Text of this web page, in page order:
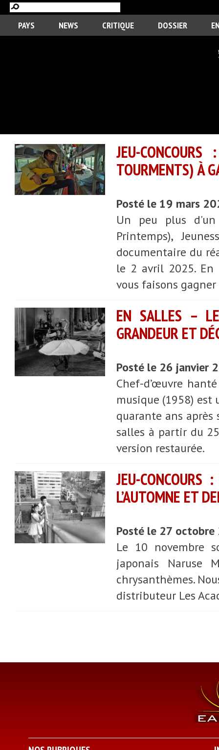
PAYS NEWS CRITIQUE DOSSIER
JEU-
TOURMENTS) À
Posté le 19 mars
Un peu plus
Printemps),
documentaire du
le 2 avril 2025. En
vous faisons
EN SALLES –
GRANDEUR ET
Posté le 26 janvier
Chef-d’œuvre
musique (1958) est
quarante ans
salles à partir du
version restaurée.
JEU-CONCOURS
L’AUTOMNE ET
Posté le 27
Le 10 novembre
japonais Naruse
chrysanthèmes.
distributeur Les